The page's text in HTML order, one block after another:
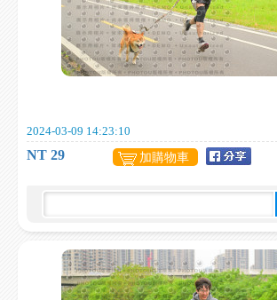
2024-03-09 14:23:10
NT 29 加購物車